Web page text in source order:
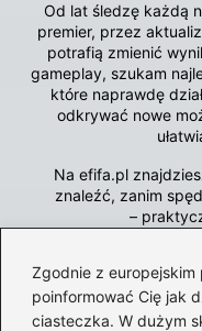
Zgodnie z europejskim
poinformować Cię jak
ciasteczka. W dużym
Od lat śledzę każdą
premier, przez
potrafią zmienić
gameplay, szukam
które naprawdę
odkrywać nowe
Na efifa.pl
znaleźć, zanim
–
–
– problemy